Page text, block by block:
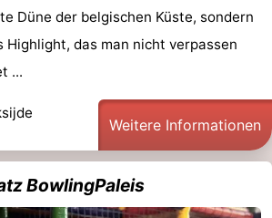
Düne der belgischen Küste, sondern
Highlight, das man nicht verpassen
...
Weitere Informationen
BowlingPaleis